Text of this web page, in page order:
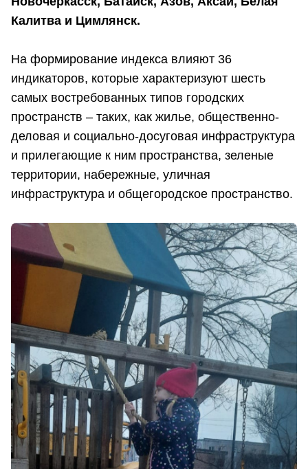
Калитва и Цимлянск.
На формирование индекса влияют 36
индикаторов, которые характеризуют шесть
самых востребованных типов городских
пространств – таких, как жилье, общественно-
деловая и социально-досуговая инфраструктура
и прилегающие к ним пространства, зеленые
территории, набережные, уличная
инфраструктура и общегородское пространство.